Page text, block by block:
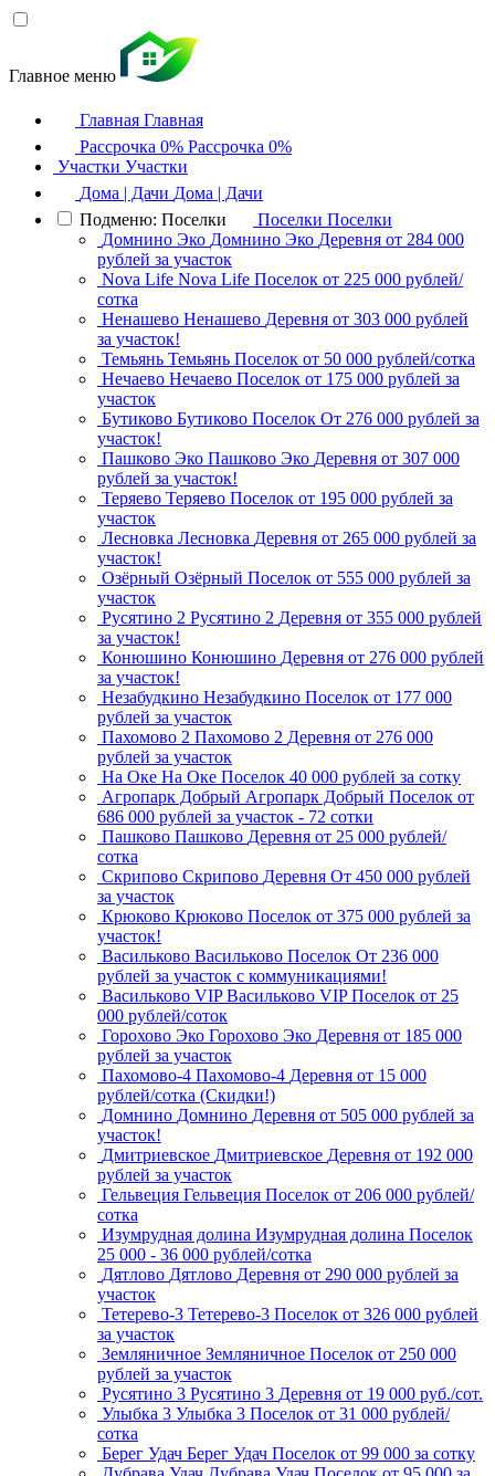
Главное меню
Главная Главная
Рассрочка 0% Рассрочка 0%
Участки Участки
Дома | Дачи Дома | Дачи
Подменю: Поселки
Поселки Поселки
Домнино Эко Домнино Эко Деревня от 284 000
рублей за участок
Nova Life Nova Life Поселок от 225 000 рублей/
сотка
Ненашево Ненашево Деревня от 303 000 рублей
за участок!
Темьянь Темьянь Поселок от 50 000 рублей/сотка
Нечаево Нечаево Поселок от 175 000 рублей за
участок
Бутиково Бутиково Поселок От 276 000 рублей за
участок!
Пашково Эко Пашково Эко Деревня от 307 000
рублей за участок!
Теряево Теряево Поселок от 195 000 рублей за
участок
Лесновка Лесновка Деревня от 265 000 рублей за
участок!
Озёрный Озёрный Поселок от 555 000 рублей за
участок
Русятино 2 Русятино 2 Деревня от 355 000 рублей
за участок!
Конюшино Конюшино Деревня от 276 000 рублей
за участок!
Незабудкино Незабудкино Поселок от 177 000
рублей за участок
Пахомово 2 Пахомово 2 Деревня от 276 000
рублей за участок
На Оке На Оке Поселок 40 000 рублей за сотку
Агропарк Добрый Агропарк Добрый Поселок от
686 000 рублей за участок - 72 сотки
Пашково Пашково Деревня от 25 000 рублей/
сотка
Скрипово Скрипово Деревня От 450 000 рублей
за участок
Крюково Крюково Поселок от 375 000 рублей за
участок!
Васильково Васильково Поселок От 236 000
рублей за участок с коммуникациями!
Васильково VIP Васильково VIP Поселок от 25
000 рублей/соток
Горохово Эко Горохово Эко Деревня от 185 000
рублей за участок
Пахомово-4 Пахомово-4 Деревня от 15 000
рублей/сотка (Скидки!)
Домнино Домнино Деревня от 505 000 рублей за
участок!
Дмитриевское Дмитриевское Деревня от 192 000
рублей за участок
Гельвеция Гельвеция Поселок от 206 000 рублей/
сотка
Изумрудная долина Изумрудная долина Поселок
25 000 - 36 000 рублей/сотка
Дятлово Дятлово Деревня от 290 000 рублей за
участок
Тетерево-3 Тетерево-3 Поселок от 326 000 рублей
за участок
Земляничное Земляничное Поселок от 250 000
рублей за участок
Русятино 3 Русятино 3 Деревня от 19 000 руб./сот.
Улыбка 3 Улыбка 3 Поселок от 31 000 рублей/
сотка
Берег Удач Берег Удач Поселок от 99 000 за сотку